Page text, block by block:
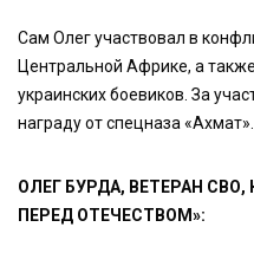
Сам Олег участвовал в
Центральной Африке, а
украинских боевиков. За
награду от спецназа «Ахмат».
ОЛЕГ БУРДА, ВЕТЕРАН СВО,
ПЕРЕД ОТЕЧЕСТВОМ»: